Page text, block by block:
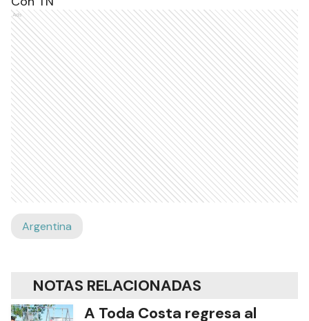
Ads
Argentina
NOTAS RELACIONADAS
A Toda Costa regresa al